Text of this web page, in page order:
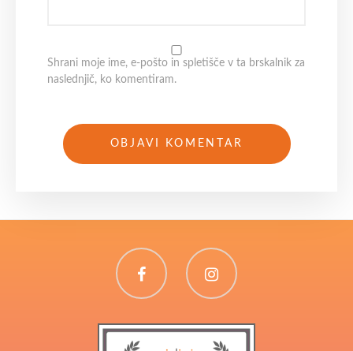
Shrani moje ime, e-pošto in spletišče v ta brskalnik za
naslednjič, ko komentiram.
Facebook Instagram